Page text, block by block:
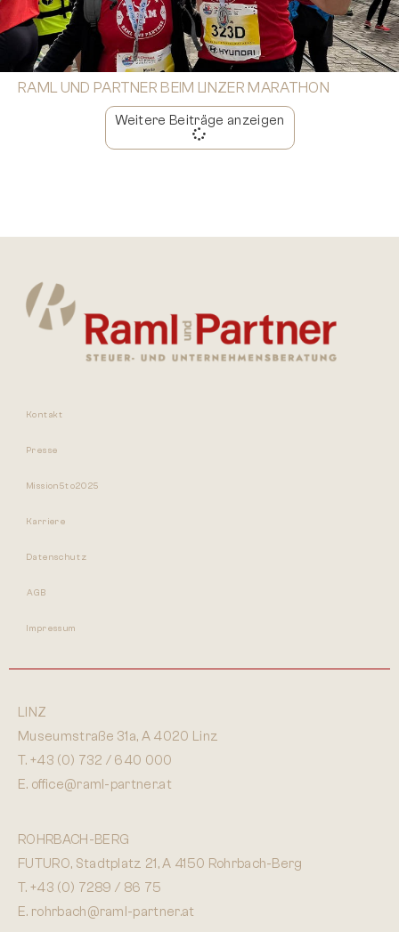
RAML UND PARTNER BEIM LINZER MARATHON
Weitere Beiträge anzeigen
Kontakt
Presse
Mission5to2025
Karriere
Datenschutz
AGB
Impressum
LINZ
Museumstraße 31a, A 4020 Linz
T. +43 (0) 732 / 640 000
E. office@raml-partner.at
ROHRBACH-BERG
FUTURO, Stadtplatz 21, A 4150 Rohrbach-Berg
T. +43 (0) 7289 / 86 75
E. rohrbach@raml-partner.at